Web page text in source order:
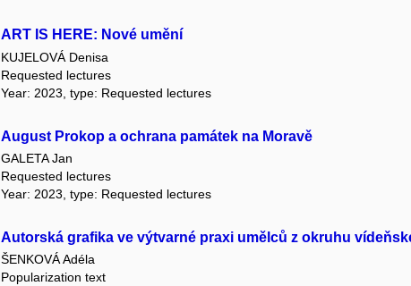
ART IS HERE: Nové umění
KUJELOVÁ Denisa
Requested lectures
Year: 2023, type: Requested lectures
August Prokop a ochrana památek na Moravě
GALETA Jan
Requested lectures
Year: 2023, type: Requested lectures
Autorská grafika ve výtvarné praxi umělců z okruhu
ŠENKOVÁ Adéla
Popularization text